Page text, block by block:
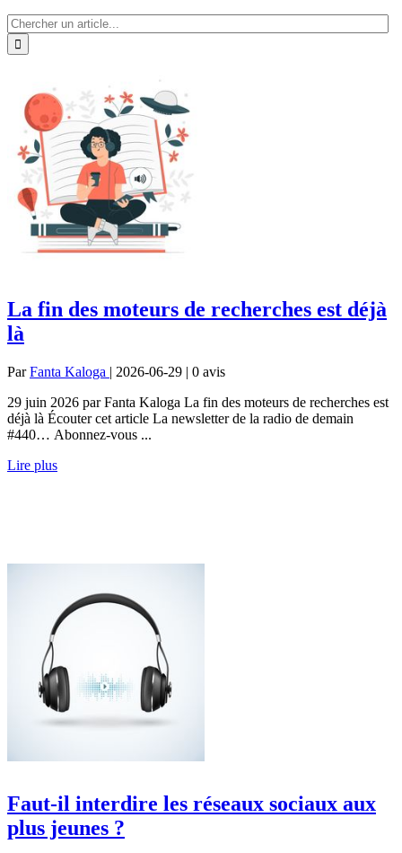
La fin des moteurs de recherches est déjà
là
ParFanta Kaloga | 2026-06-29 | 0 avis
29 juin 2026 par Fanta Kaloga La fin des moteurs de recherches est
déjà là Écouter cet article La newsletter de la radio de demain
#440… Abonnez-vous ...
Lire plus
Faut-il interdire les réseaux sociaux aux
plus jeunes ?